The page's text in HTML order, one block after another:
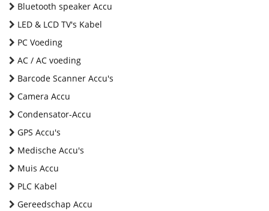
Bluetooth speaker Accu
LED & LCD TV's Kabel
PC Voeding
AC / AC voeding
Barcode Scanner Accu's
Camera Accu
Condensator-Accu
GPS Accu's
Medische Accu's
Muis Accu
PLC Kabel
Gereedschap Accu